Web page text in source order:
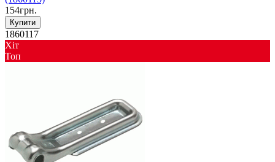
154грн.
Купити
1860117
Хіт
Toп